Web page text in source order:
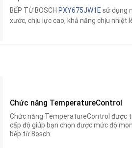
BẾP TỪ BOSCH PXY675JW1E sử dụng
xước, chịu lực cao, khả năng chịu nhiệt
Chức năng TemperatureControl
Chức năng TemperatureControl được
cấp độ giúp bạn chọn được mức độ
bếp từ Bosch.